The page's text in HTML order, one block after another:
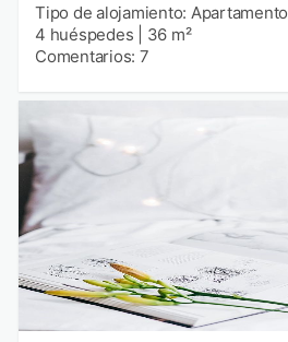
Tipo de alojamiento: Apartamento
4 huéspedes
36 m²
Comentarios: 7